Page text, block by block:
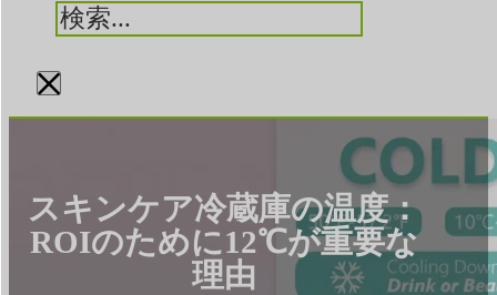
検
索
×
スキンケア冷蔵庫の温度：
ROIのために12℃が重要な
理由